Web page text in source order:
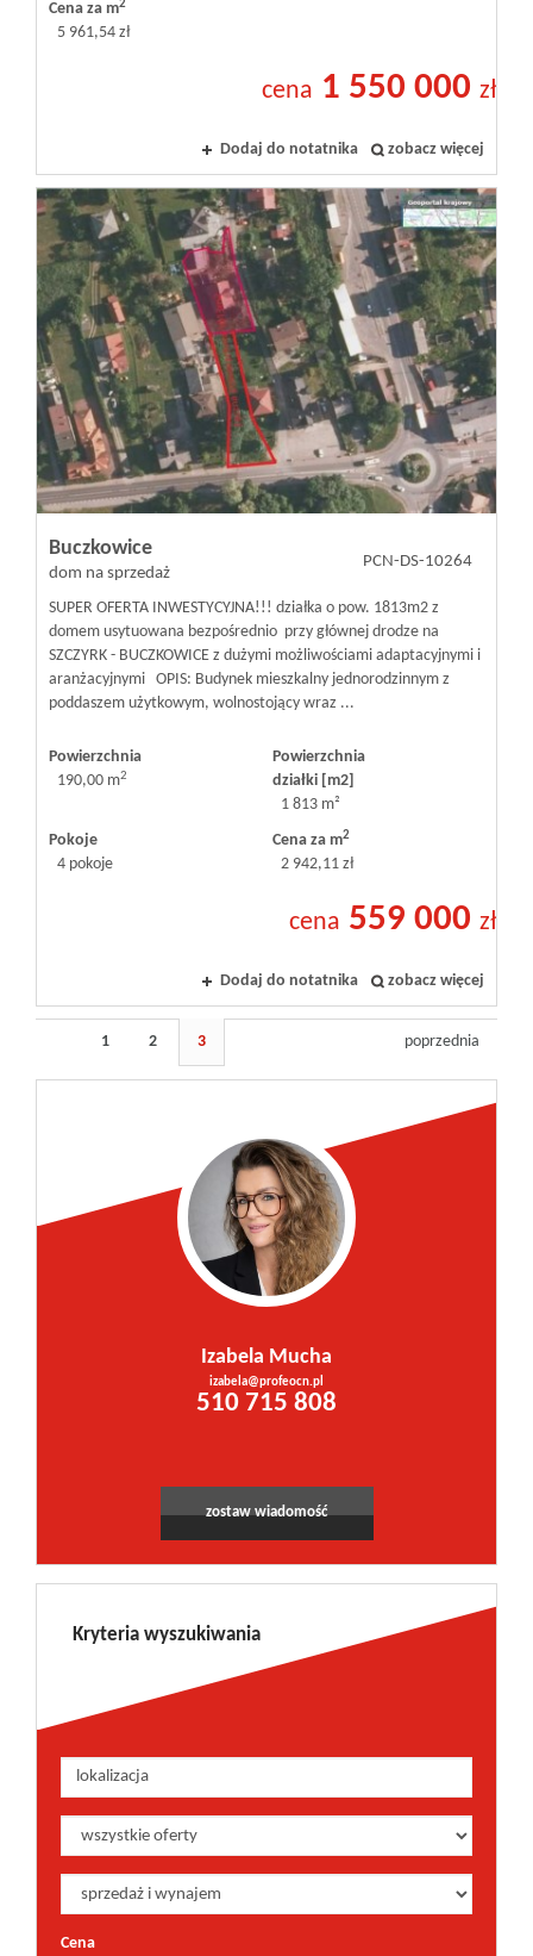
Cena za m2
5 961,54 zł
cena 1 550 000 zł
Dodaj do notatnika zobacz więcej
Buczkowice
dom na sprzedaż
PCN-DS-10264
SUPER OFERTA INWESTYCYJNA!!! działka o pow. 1813m2 z
domem usytuowana bezpośrednio przy głównej drodze na
SZCZYRK - BUCZKOWICE z dużymi możliwościami adaptacyjnymi i
aranżacyjnymi OPIS: Budynek mieszkalny jednorodzinnym z
poddaszem użytkowym, wolnostojący wraz ...
Powierzchnia
190,00 m2
Powierzchnia
działki [m2]
1 813 m²
Pokoje
4 pokoje
Cena za m2
2 942,11 zł
cena 559 000 zł
Dodaj do notatnika zobacz więcej
1 2 3 poprzednia
Izabela Mucha
izabela@profeocn.pl
510 715 808
zostaw wiadomość
Kryteria wyszukiwania
Cena